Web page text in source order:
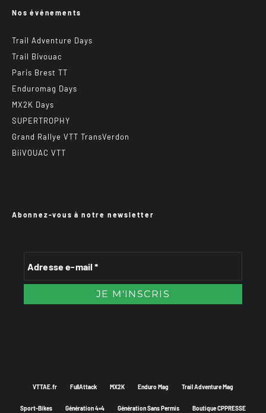
Nos événements
Trail Adventure Days
Trail Bivouac
Paris Brest TT
Enduromag Days
MX2K Days
SUPERTROPHY
Grand Rallye VTT TransVerdon
BiiVOUAC VTT
Abonnez-vous à notre newsletter
VTTAE.fr FullAttack MX2K Enduro Mag Trail Adventure Mag
Sport-Bikes Génération 4×4 Génération Sans Permis Boutique CPPRESSE